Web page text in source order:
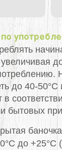
до 40-
в
бытовых
до +25°С